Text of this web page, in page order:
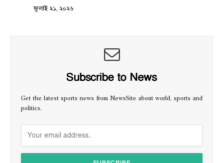
জুলাই ২১, ২০২৬
Subscribe to News
Get the latest sports news from NewsSite about world, sports and
politics.